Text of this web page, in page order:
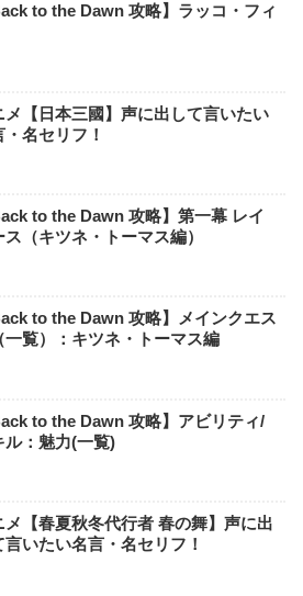
to the Dawn 攻略】ラッコ・フィ
メ【日本三國】声に出して言いたい
・名セリフ！
to the Dawn 攻略】第一幕 レイ
ス（キツネ・トーマス編）
to the Dawn 攻略】メインクエス
一覧）：キツネ・トーマス編
to the Dawn 攻略】アビリティ/
ル：魅力(一覧)
メ【春夏秋冬代行者 春の舞】声に出
言いたい名言・名セリフ！